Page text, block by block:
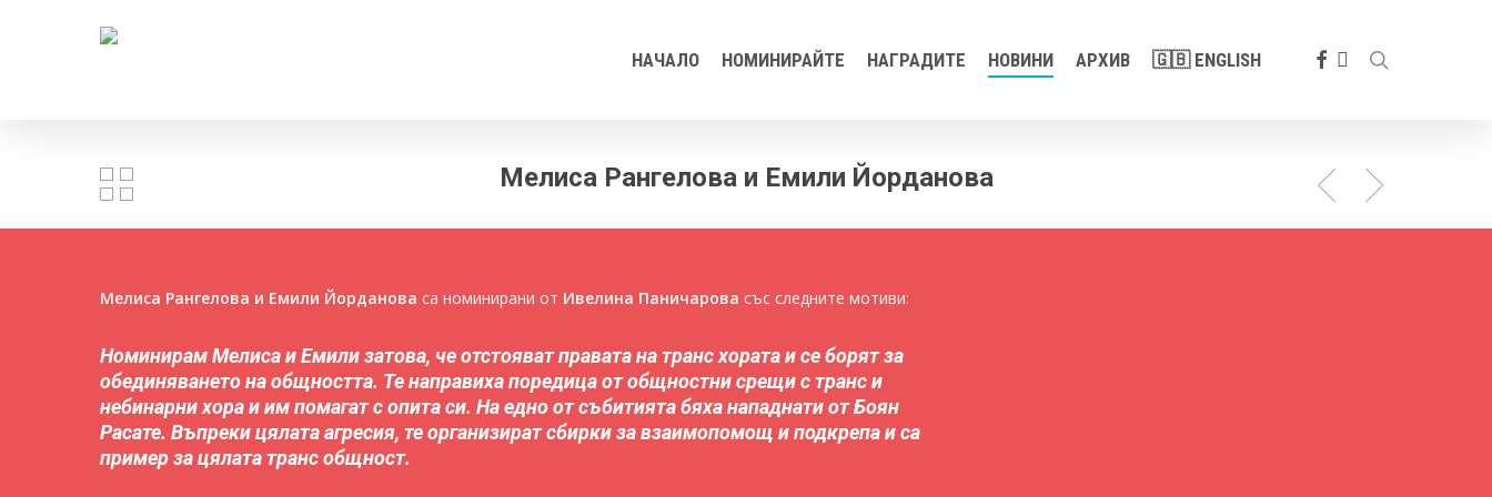
Натиснете Enter, за да търсите, или ESC, за да затворите
НАЧАЛО НОМИНИРАЙТЕ НАГРАДИТЕ НОВИНИ АРХИВ 🇬🇧 ENGLISH FACEBOOK
YOUTUBE
Мелиса Рангелова и Емили Йорданова
Мелиса Рангелова и Емили Йорданова са номинирани от Ивелина Паничарова със следните мотиви:
Номинирам Мелиса и Емили затова, че отстояват правата на транс хората и се борят за
обединяването на общността. Те направиха поредица от общностни срещи с транс и
небинарни хора и им помагат с опита си. На едно от събитията бяха нападнати от Боян
Расате. Въпреки цялата агресия, те организират сбирки за взаимопомощ и подкрепа и са
пример за цялата транс общност.